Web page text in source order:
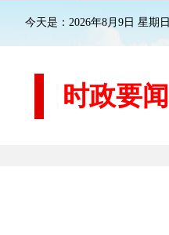
今天是：2026年8月9日 星期日
时政要闻